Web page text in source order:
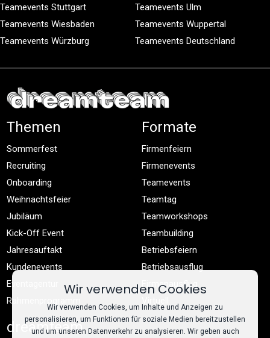
Teamevents Stuttgart
Teamevents Ulm
Teamevents Wiesbaden
Teamevents Wuppertal
Teamevents Würzburg
Teamevents Deutschland
Themen
Sommerfest
Recruiting
Onboarding
Weihnachtsfeier
Jubiläum
Kick-Off Event
Jahresauftakt
Kundenevents
Eventagentur
Rahmenprogramm
Formate
Firmenfeiern
Firmenevents
Teamevents
Teamtag
Teamworkshops
Teambuilding
Betriebsfeiern
Betriebsausflug
Firmenausflug
dreamteam
Wir verwenden Cookies
Wir verwenden Cookies, um Inhalte und Anzeigen zu
personalisieren, um Funktionen für soziale Medien bereitzustellen
und um unseren Datenverkehr zu analysieren. Wir geben auch